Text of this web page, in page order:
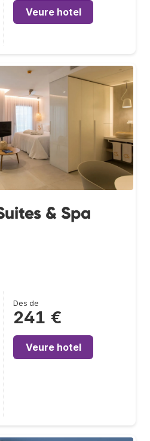
Veure hotel
& Spa
Des de
241 €
Veure hotel